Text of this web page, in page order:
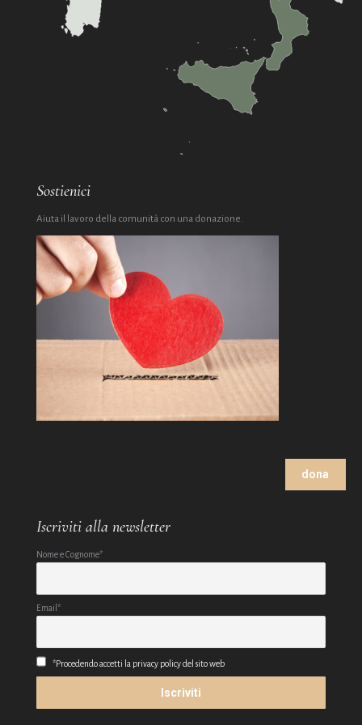
Sostienici
Aiuta il lavoro della comunità con una donazione.
dona
Iscriviti alla newsletter
Nome e Cognome*
Email*
*Procedendo accetti la privacy policy del sito web